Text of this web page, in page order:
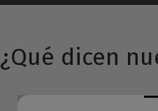
¿Qué dicen